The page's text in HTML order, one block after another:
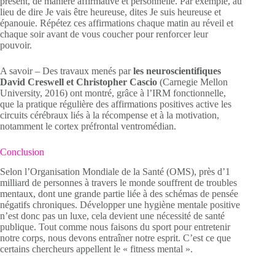
lieu de dire Je vais être heureuse, dites Je suis heureuse et
épanouie. Répétez ces affirmations chaque matin au réveil et
chaque soir avant de vous coucher pour renforcer leur
pouvoir.
A savoir – Des travaux menés parles neuroscientifiques
David Creswell et Christopher Cascio (Carnegie Mellon
University, 2016) ont montré, grâce à l’IRM fonctionnelle,
que la pratique régulière des affirmations positives active les
circuits cérébraux liés à la récompense et à la motivation,
notamment le cortex préfrontal ventromédian.
Conclusion
Selon l’Organisation Mondiale de la Santé (OMS), près d’1
milliard de personnes à travers le monde souffrent de troubles
mentaux, dont une grande partie liée à des schémas de pensée
négatifs chroniques. Développer une hygiène mentale positive
n’est donc pas un luxe, cela devient une nécessité de santé
publique. Tout comme nous faisons du sport pour entretenir
notre corps, nous devons entraîner notre esprit. C’est ce que
certains chercheurs appellent le « fitness mental ».